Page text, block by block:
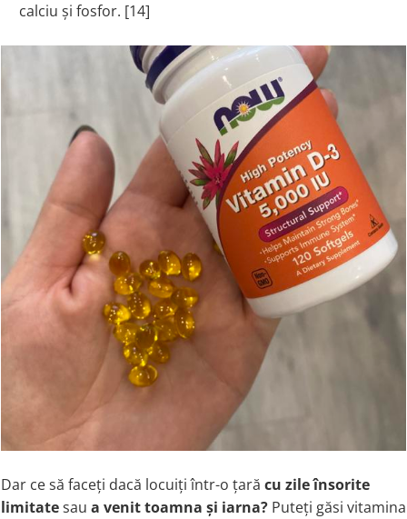
calciu și fosfor. [14]
Dar ce să faceți dacă locuiți într-o țară cu zile însorite
limitatesau a venit toamna și iarna? Puteți găsi vitamina